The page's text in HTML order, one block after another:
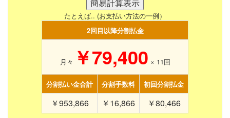
たとえば.. (お支払い方法の一例）
2回目以降分割払金
月々 ￥79,400 × 11回
分割払い金合計 分割手数料 初回分割払金
￥953,866 ￥16,866 ￥80,466